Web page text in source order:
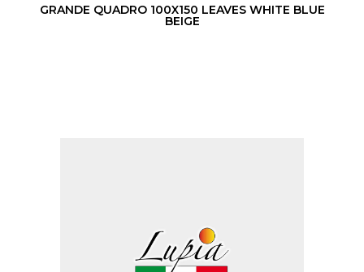
GRANDE QUADRO 100X150 LEAVES WHITE BLUE
BEIGE